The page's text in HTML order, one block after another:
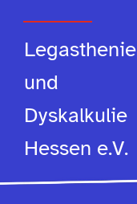
Legasthenie
und
Dyskalkulie
Hessen e.V.